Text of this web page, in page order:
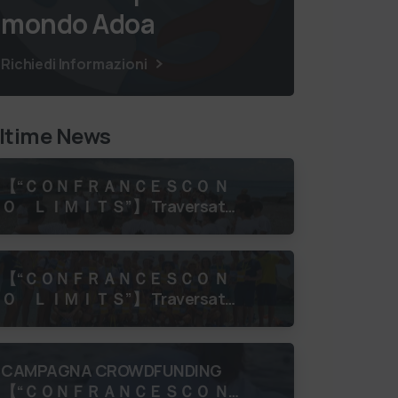
mondo Adoa
Richiedi Informazioni
News
【 “ＣＯＮＦＲＡＮＣＥＳＣＯ Ｎ
Ｏ ＬＩＭＩＴＳ”】 Traversata
luglio 2026 Uniti dallo stesso
orizzonte: nessun lim…
【 “ＣＯＮＦＲＡＮＣＥＳＣＯ Ｎ
Ｏ ＬＩＭＩＴＳ”】 Traversata
luglio 2026 Medaglie al collo,
CAMPAGNA CROWDFUNDING
【 “ＣＯＮＦＲＡＮＣＥＳＣＯ Ｎ